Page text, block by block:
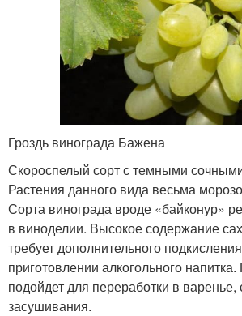
Гроздь винограда Бажена
Скороспелый сорт с темными
Растения данного вида весьма
Сорта винограда вроде «байконур»
в виноделии. Высокое содержание
требует дополнительного
приготовлении алкогольного
подойдет для переработки в варенье,
засушивания.